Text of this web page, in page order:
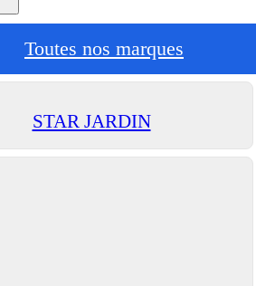
Toutes nos marques
STAR JARDIN